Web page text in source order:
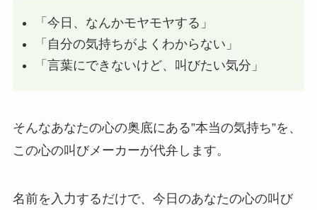
「今日、なんかモヤモヤする」
「自分の気持ちがよくわからない」
「言葉にできないけど、叫びたい気分」
そんなあなたの心の奥底にある”本当の気持ち”を、
この心の叫びメーカーが代弁します。
名前を入力するだけで、今日のあなたの心の叫び